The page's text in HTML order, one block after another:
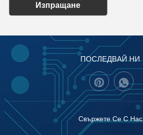
Изпращане
ПОСЛЕДВАЙ НИ
Свържете Се С Нас